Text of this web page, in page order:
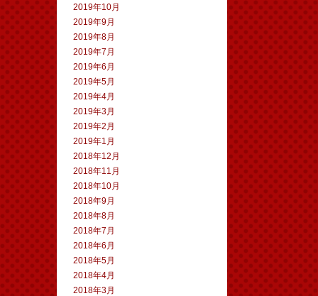
2019年10月
2019年9月
2019年8月
2019年7月
2019年6月
2019年5月
2019年4月
2019年3月
2019年2月
2019年1月
2018年12月
2018年11月
2018年10月
2018年9月
2018年8月
2018年7月
2018年6月
2018年5月
2018年4月
2018年3月